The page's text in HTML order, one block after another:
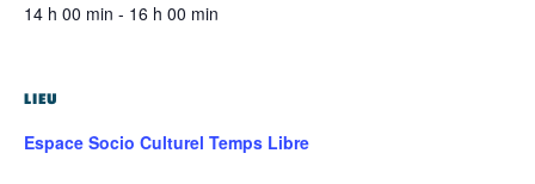
14 h 00 min - 16 h 00 min
LIEU
Espace Socio Culturel Temps Libre